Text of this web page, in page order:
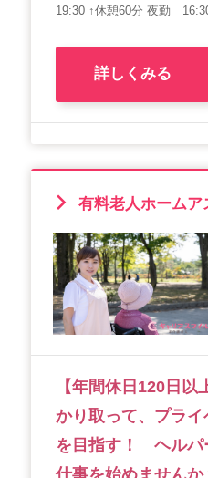
19:30 ↑休憩60分 夜勤
詳しくみる
有料老人ホームア
【年間休日120日以
かり取って、プラ
を目指す！ ヘルパ
仕事を始めませんか